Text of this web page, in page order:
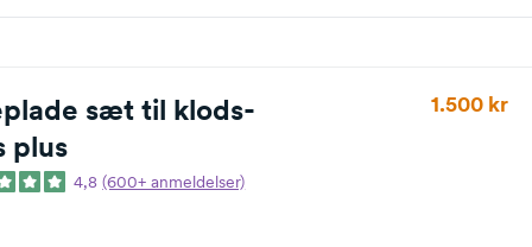
sæt til klods-
plus
4,8 (600+ anmeldelser)
1.500 kr